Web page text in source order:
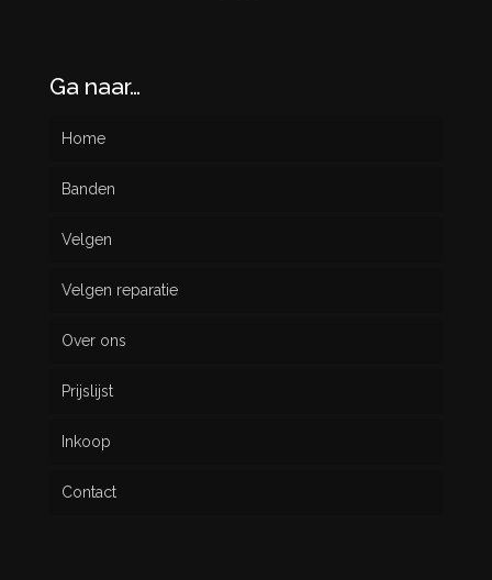
Ga naar…
Home
Banden
Nieuw
Gebruikt
Velgen
Velgen reparatie
Over ons
Prijslijst
Inkoop
Contact